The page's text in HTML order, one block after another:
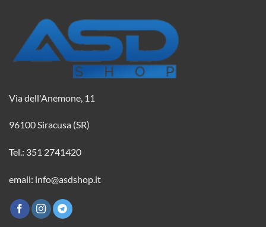
Via dell'Anemone, 11
96100 Siracusa (SR)
Tel.: 351 2741420
email: info@asdshop.it